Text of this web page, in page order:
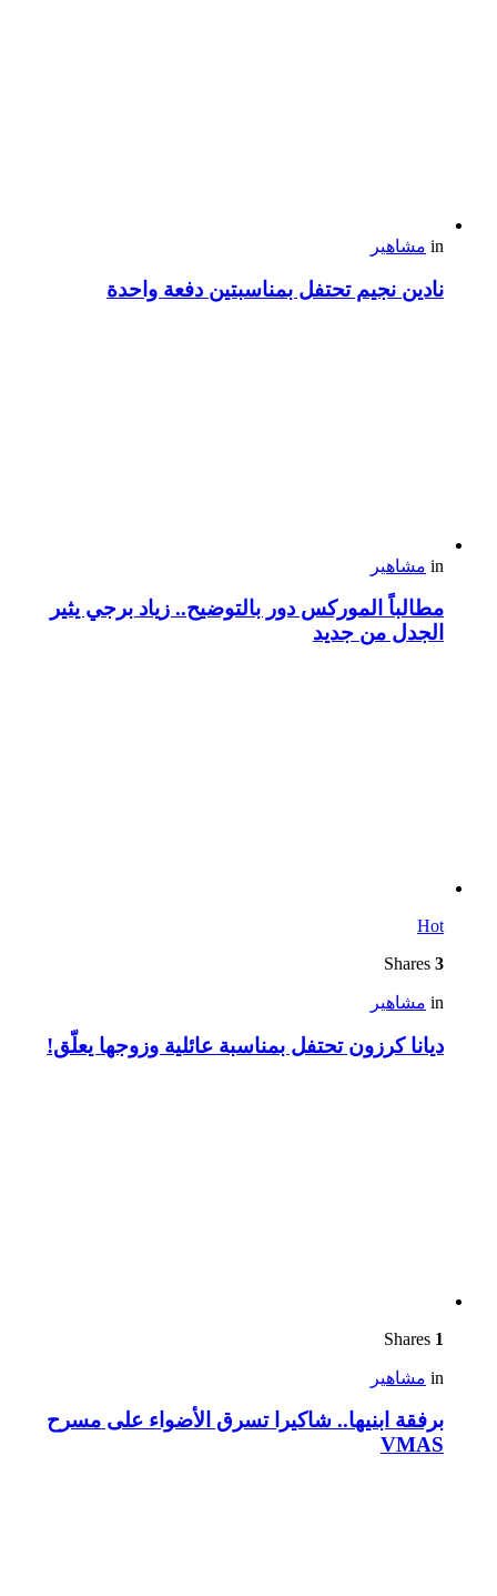
in مشاهير
نادين نجيم تحتفل بمناسبتين دفعة واحدة
in مشاهير
مطالباً الموركس دور بالتوضيح.. زياد برجي يثير
الجدل من جديد
Hot
3
in مشاهير
ديانا كرزون تحتفل بمناسبة عائلية وزوجها يعلّق!
1
in مشاهير
برفقة ابنيها.. شاكيرا تسرق الأضواء على مسرح
VMAS